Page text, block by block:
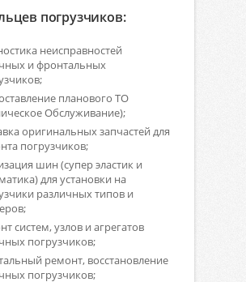
погрузчиков:
неисправностей
и фронтальных
планового ТО
Обслуживание);
оригинальных запчастей для
погрузчиков;
шин (супер эластик и
для установки на
различных типов и
систем, узлов и агрегатов
погрузчиков;
ремонт, восстановление
погрузчиков;